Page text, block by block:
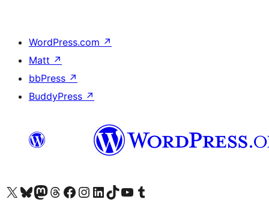
WordPress.com ↗
Matt ↗
bbPress ↗
BuddyPress ↗
Truy cập tài khoản X (trước đây là Twitter) của chúng tôiVisit our Bluesky account
Visit our Mastodon account
Visit our Threads account
Xem trang Facebook của chúng tôiTruy cập tài khoản Instagram của chúng tôiTruy cập tài khoản LinkedIn của chúng tôiVisit our TikTok account
Truy cập kênh YouTube của chúng tôi Visit our Tumblr account